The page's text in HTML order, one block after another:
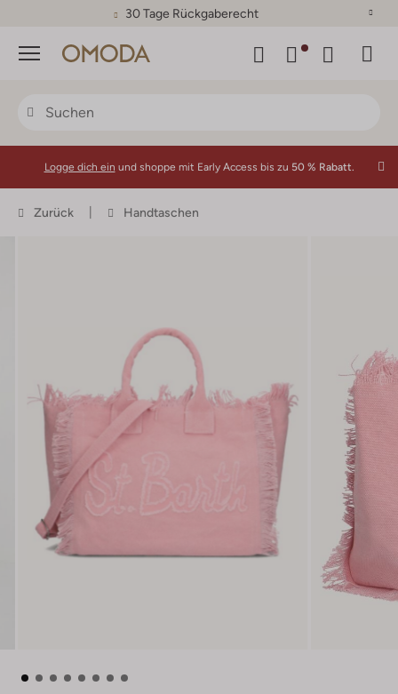
30 Tage Rückgaberecht
Menü
Logge dich ein und shoppe mit Early Access bis zu 50 % Rabatt.
Zurück Handtaschen